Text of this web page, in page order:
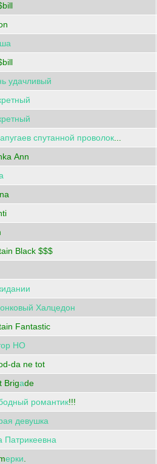
удачливый
спутанной проволок
Ann
Black $$$
Халцедон
Fantastic
НО
da ne tot
Brigаde
романтик!!!
девушка
Патрикеевна
ерки